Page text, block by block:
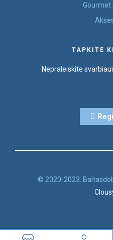
Gourmet
TAPKITE
Nepraleiskite
© 2020-2023.